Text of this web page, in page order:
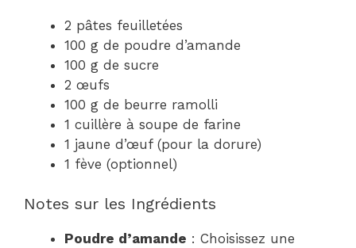
2 pâtes feuilletées
100 g de poudre d’amande
100 g de sucre
2 œufs
100 g de beurre ramolli
1 cuillère à soupe de farine
1 jaune d’œuf (pour la dorure)
1 fève (optionnel)
Notes sur les Ingrédients
Poudre d’amande : Choisissez une